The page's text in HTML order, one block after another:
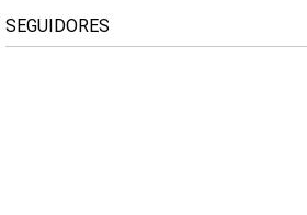
SEGUIDORES